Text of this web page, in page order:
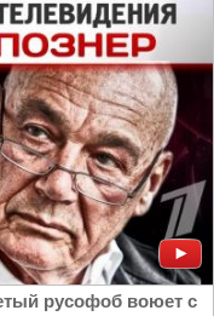
русофоб воюет с